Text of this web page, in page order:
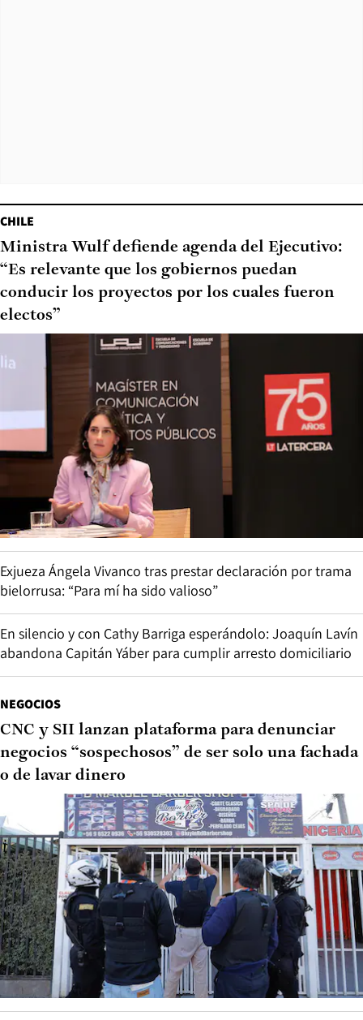
CHILE
Ministra Wulf defiende agenda del Ejecutivo:
“Es relevante que los gobiernos puedan
conducir los proyectos por los cuales fueron
electos”
Exjueza Ángela Vivanco tras prestar declaración por trama
bielorrusa: “Para mí ha sido valioso”
En silencio y con Cathy Barriga esperándolo: Joaquín Lavín
abandona Capitán Yáber para cumplir arresto domiciliario
NEGOCIOS
CNC y SII lanzan plataforma para denunciar
negocios “sospechosos” de ser solo una fachada
o de lavar dinero